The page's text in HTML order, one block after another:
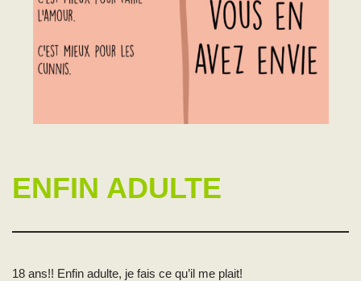
ENFIN ADULTE
18 ans!! Enfin adulte, je fais ce qu’il me plait!